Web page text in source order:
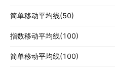
简单移动平均线(50)
指数移动平均线(100)
简单移动平均线(100)